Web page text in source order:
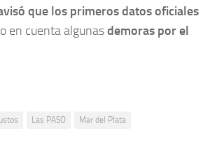
que los primeros datos oficiales
en cuenta algunasdemoras por el
Las PASO
Mar del Plata